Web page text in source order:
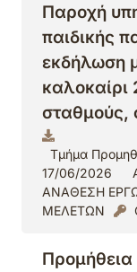
Παροχή
παιδικής
εκδήλωση
καλοκαίρι
σταθμούς,
Τμήμα
17/06/2026
ΑΝΑΘΕΣΗ
ΜΕΛΕΤΩΝ
Προμήθεια